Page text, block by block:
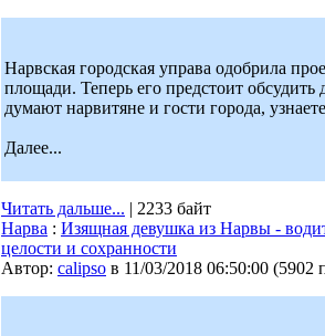
Нарвская городская управа одобрила
площади. Теперь его предстоит
думают нарвитяне и гости города,
Далее...
Читать дальше... | 2233 байт
Нарва : Изящная девушка из Нарвы -
целости и сохранности
Автор: calipso в 11/03/2018 06:50:00 (5902